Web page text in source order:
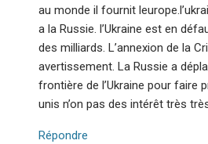
au monde il fournit
a la Russie. l’Ukraine est en
des milliards. L’annexion de la
avertissement. La Russie a
frontière de l’Ukraine pour faire
unis n’on pas des intérêt très
Répondre